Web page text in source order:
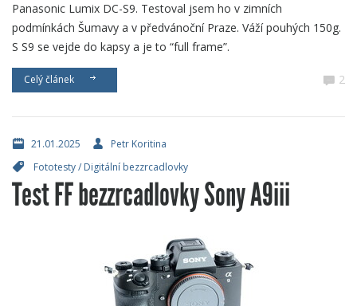
Panasonic Lumix DC-S9. Testoval jsem ho v zimních
podmínkách Šumavy a v předvánoční Praze. Váží pouhých 150g.
S S9 se vejde do kapsy a je to “full frame”.
Celý článek 2
21.01.2025
Petr Koritina
Fototesty/ Digitální bezzrcadlovky
Test FF bezzrcadlovky Sony A9iii